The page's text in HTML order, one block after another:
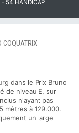
- 54 HANDICAP
COQUATRIX
dans le Prix Bruno
de niveau E, sur
n'ayant pas
mètres à 129.000.
un large